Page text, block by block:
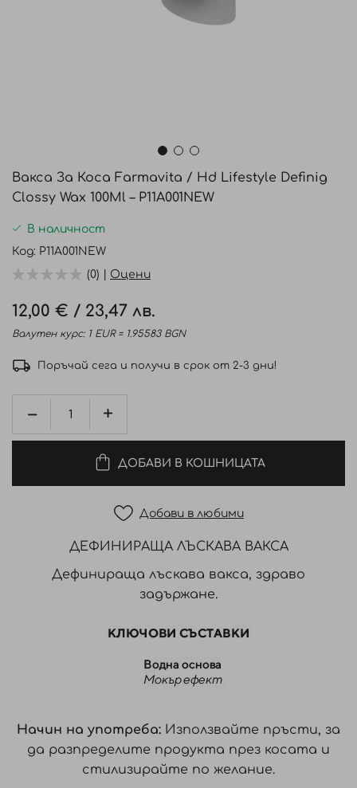
началото
на
галерия
със
Вакса За Коса Farmavita / Hd Lifestyle Definig
Clossy Wax 100Ml – P11A001NEW
В наличност
Код P11A001NEW
(0) | Оцени
12,00 € / 23,47 лв.
Валутен курс: 1 EUR = 1.95583 BGN
Поръчай сега и получи в срок от 2-3 дни!
ДОБАВИ В КОШНИЦАТА
Добави в любими
ДЕФИНИРАЩА ЛЪСКАВА ВАКСА
Дефинираща лъскава вакса, здраво
задържане.
Начин на употреба: Използвайте пръсти, за
да разпределите продукта през косата и
стилизирайте по желание.